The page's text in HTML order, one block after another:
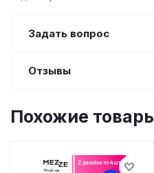
Задать вопрос
Отзывы
Похожие